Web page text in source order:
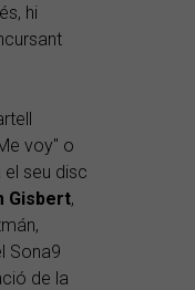
hi
voy" o
el seu disc
Gisbert,
Sona9
de la